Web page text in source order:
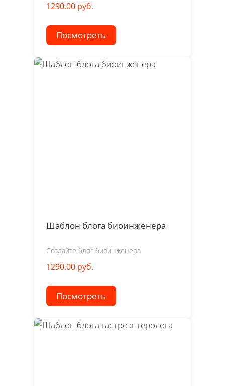
1290.00 руб.
Посмотреть
Шаблон блога биоинженера
Создайте блог биоинженера
1290.00 руб.
Посмотреть